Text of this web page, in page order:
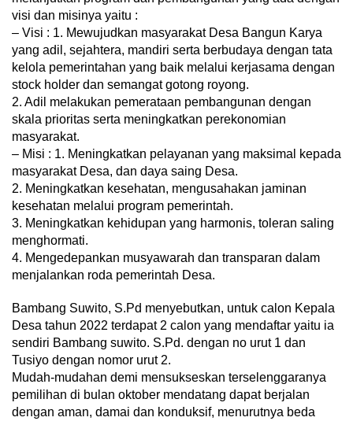
visi dan misinya yaitu :
– Visi : 1. Mewujudkan masyarakat Desa Bangun Karya
yang adil, sejahtera, mandiri serta berbudaya dengan tata
kelola pemerintahan yang baik melalui kerjasama dengan
stock holder dan semangat gotong royong.
2. Adil melakukan pemerataan pembangunan dengan
skala prioritas serta meningkatkan perekonomian
masyarakat.
– Misi : 1. Meningkatkan pelayanan yang maksimal kepada
masyarakat Desa, dan daya saing Desa.
2. Meningkatkan kesehatan, mengusahakan jaminan
kesehatan melalui program pemerintah.
3. Meningkatkan kehidupan yang harmonis, toleran saling
menghormati.
4. Mengedepankan musyawarah dan transparan dalam
menjalankan roda pemerintah Desa.
Bambang Suwito, S.Pd menyebutkan, untuk calon Kepala
Desa tahun 2022 terdapat 2 calon yang mendaftar yaitu ia
sendiri Bambang suwito. S.Pd. dengan no urut 1 dan
Tusiyo dengan nomor urut 2.
Mudah-mudahan demi mensukseskan terselenggaranya
pemilihan di bulan oktober mendatang dapat berjalan
dengan aman, damai dan konduksif, menurutnya beda